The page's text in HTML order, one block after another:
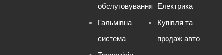
обслуговування
Гальмівна
система
Електрика
Купівля та
продаж авто